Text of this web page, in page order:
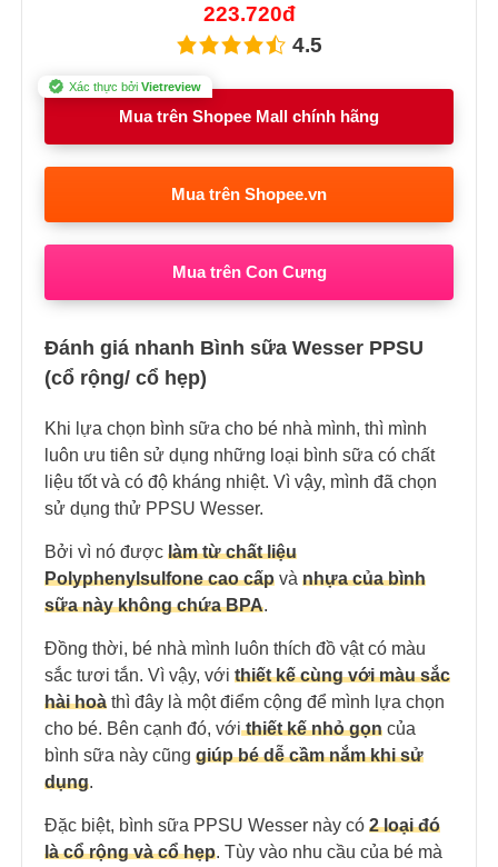
223.720đ
4.5
Xác thực bởi Vietreview
Mua trên Shopee Mall chính hãng
Mua trên Shopee.vn
Mua trên Con Cưng
Đánh giá nhanh Bình sữa Wesser PPSU
(cổ rộng/ cổ hẹp)
Khi lựa chọn bình sữa cho bé nhà mình, thì mình
luôn ưu tiên sử dụng những loại bình sữa có chất
liệu tốt và có độ kháng nhiệt. Vì vậy, mình đã chọn
sử dụng thử PPSU Wesser.
Bởi vì nó được làm từ chất liệu
Polyphenylsulfone cao cấp và nhựa của bình
sữa này không chứa BPA.
Đồng thời, bé nhà mình luôn thích đồ vật có màu
sắc tươi tắn. Vì vậy, với thiết kế cùng với màu sắc
hài hoà thì đây là một điểm cộng để mình lựa chọn
cho bé. Bên cạnh đó, vớithiết kế nhỏ gọn của
bình sữa này cũng giúp bé dễ cầm nắm khi sử
dụng.
Đặc biệt, bình sữa PPSU Wesser này có 2 loại đó
là cổ rộng và cổ hẹp. Tùy vào nhu cầu của bé mà